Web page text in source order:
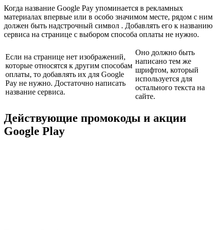
Когда название Google Pay упоминается в рекламных
материалах впервые или в особо значимом месте, рядом с ним
должен быть надстрочный символ . Добавлять его к названию
сервиса на странице с выбором способа оплаты не нужно.
Если на странице нет изображений,
которые относятся к другим способам
оплаты, то добавлять их для Google
Pay не нужно. Достаточно написать
название сервиса.
Оно должно быть
написано тем же
шрифтом, который
используется для
остального текста на
сайте.
Действующие промокоды и акции
Google Play